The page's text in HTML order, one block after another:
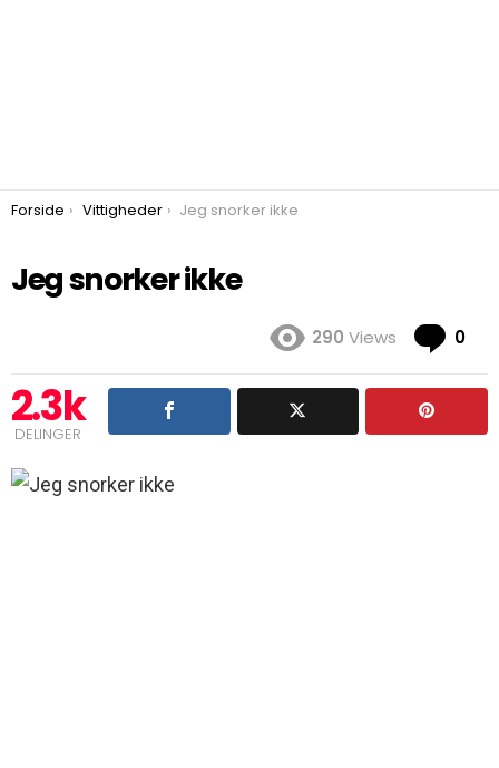
You are here:
Forside Vittigheder Jeg snorker ikke
Jeg snorker ikke
290 Views 0
2.3k
DELINGER